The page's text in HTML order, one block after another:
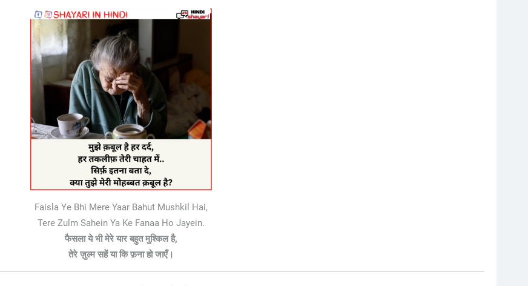
Faisla Ye Bhi Mere Yaar Bahut Mushkil Hai,
Tere Zulm Sahein Ya Ke Fanaa Ho Jayein.
फैसला ये भी मेरे यार बहुत मुश्किल है,
तेरे ज़ुल्म सहें या कि फ़ना हो जाएँ।